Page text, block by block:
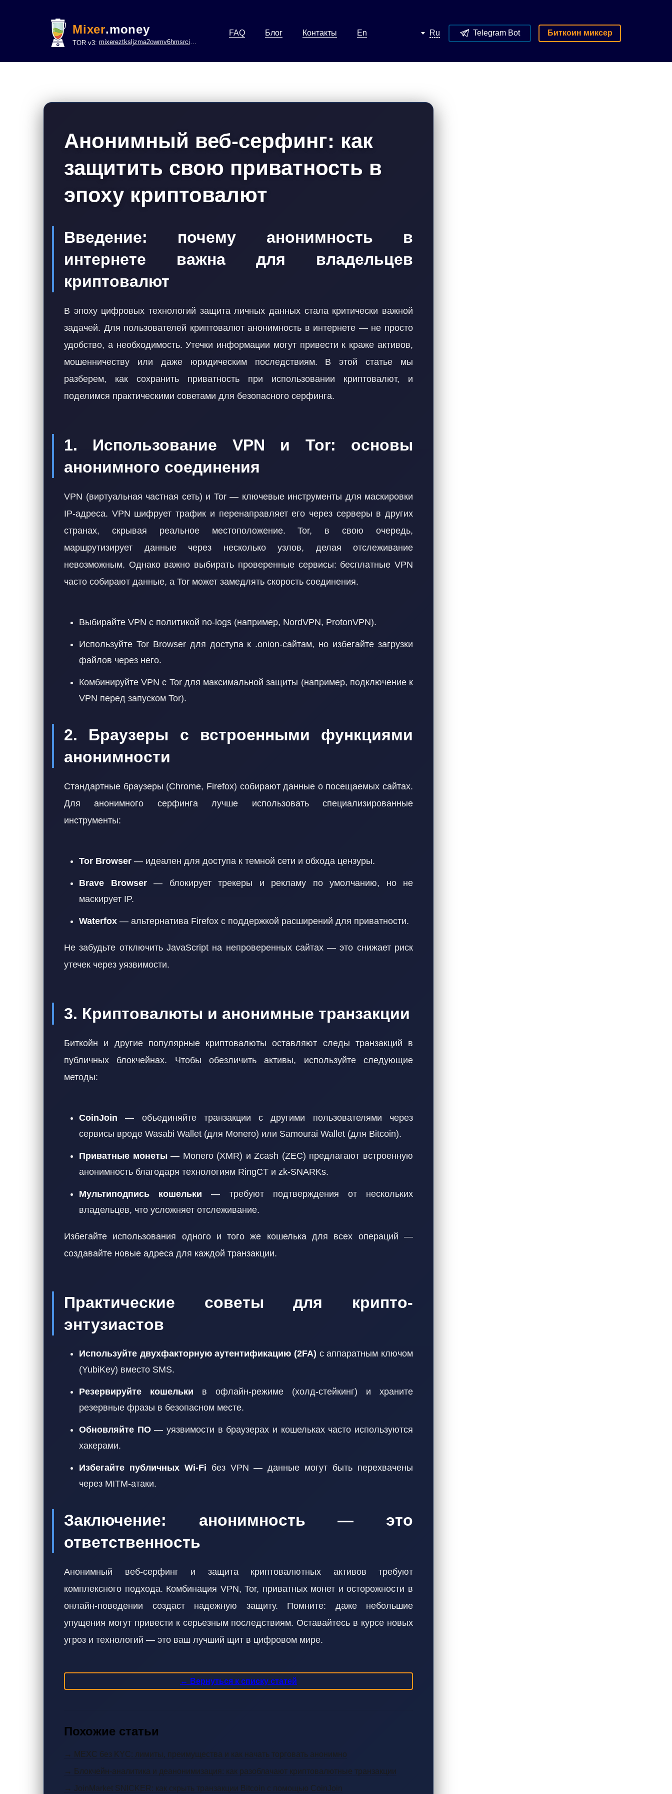
Mixer.money
TOR v3: mixereztksljzma2owmv6hmsrci322lsje6m3svicoddk3xbgvhd2fid.onion
FAQ Блог Контакты En Ru Telegram Bot Биткоин миксер
Анонимный веб-серфинг: как
защитить свою приватность в
эпоху криптовалют
Введение: почему анонимность в
интернете важна для владельцев
криптовалют
В эпоху цифровых технологий защита личных данных стала критически важной
задачей. Для пользователей криптовалют анонимность в интернете — не просто
удобство, а необходимость. Утечки информации могут привести к краже активов,
мошенничеству или даже юридическим последствиям. В этой статье мы
разберем, как сохранить приватность при использовании криптовалют, и
поделимся практическими советами для безопасного серфинга.
1. Использование VPN и Tor: основы
анонимного соединения
VPN (виртуальная частная сеть) и Tor — ключевые инструменты для маскировки
IP-адреса. VPN шифрует трафик и перенаправляет его через серверы в других
странах, скрывая реальное местоположение. Tor, в свою очередь,
маршрутизирует данные через несколько узлов, делая отслеживание
невозможным. Однако важно выбирать проверенные сервисы: бесплатные VPN
часто собирают данные, а Tor может замедлять скорость соединения.
Выбирайте VPN с политикой no-logs (например, NordVPN, ProtonVPN).
Используйте Tor Browser для доступа к .onion-сайтам, но избегайте загрузки
файлов через него.
Комбинируйте VPN с Tor для максимальной защиты (например, подключение к
VPN перед запуском Tor).
2. Браузеры с встроенными функциями
анонимности
Стандартные браузеры (Chrome, Firefox) собирают данные о посещаемых сайтах.
Для анонимного серфинга лучше использовать специализированные
инструменты:
Tor Browser — идеален для доступа к темной сети и обхода цензуры.
Brave Browser— блокирует трекеры и рекламу по умолчанию, но не
маскирует IP.
Waterfox — альтернатива Firefox с поддержкой расширений для приватности.
Не забудьте отключить JavaScript на непроверенных сайтах — это снижает риск
утечек через уязвимости.
3. Криптовалюты и анонимные транзакции
Биткойн и другие популярные криптовалюты оставляют следы транзакций в
публичных блокчейнах. Чтобы обезличить активы, используйте следующие
методы:
CoinJoin — объединяйте транзакции с другими пользователями через
сервисы вроде Wasabi Wallet (для Monero) или Samourai Wallet (для Bitcoin).
Приватные монеты— Monero (XMR) и Zcash (ZEC) предлагают встроенную
анонимность благодаря технологиям RingCT и zk-SNARKs.
Мультиподпись кошельки — требуют подтверждения от нескольких
владельцев, что усложняет отслеживание.
Избегайте использования одного и того же кошелька для всех операций —
создавайте новые адреса для каждой транзакции.
Практические советы для крипто-
энтузиастов
Используйте двухфакторную аутентификацию (2FA) с аппаратным ключом
(YubiKey) вместо SMS.
Резервируйте кошельки в офлайн-режиме (холд-стейкинг) и храните
резервные фразы в безопасном месте.
Обновляйте ПО— уязвимости в браузерах и кошельках часто используются
хакерами.
Избегайте публичных Wi-Fi без VPN — данные могут быть перехвачены
через MITM-атаки.
Заключение: анонимность — это
ответственность
Анонимный веб-серфинг и защита криптовалютных активов требуют
комплексного подхода. Комбинация VPN, Tor, приватных монет и осторожности в
онлайн-поведении создаст надежную защиту. Помните: даже небольшие
упущения могут привести к серьезным последствиям. Оставайтесь в курсе новых
угроз и технологий — это ваш лучший щит в цифровом мире.
← Вернуться к списку статей
Похожие статьи
→ MEXC без KYC: лимиты, преимущества и как начать торговать анонимно
→ Блокчейн-аналитика и деанонимизация: как разоблачают криптовалютные транзакции
→ JoinMarket SNICKER: как скрыть транзакции Bitcoin с помощью CoinJoin